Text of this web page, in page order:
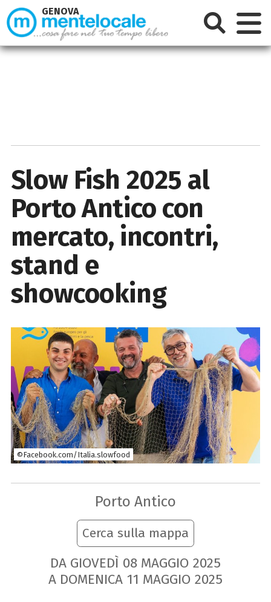
Slow Fish 2025 al
Porto Antico con
mercato, incontri,
stand e
showcooking
©Facebook.com/Italia.slowfood
Porto Antico
Cerca sulla mappa
DA GIOVEDÌ 08 MAGGIO 2025
A DOMENICA 11 MAGGIO 2025
GENOVA